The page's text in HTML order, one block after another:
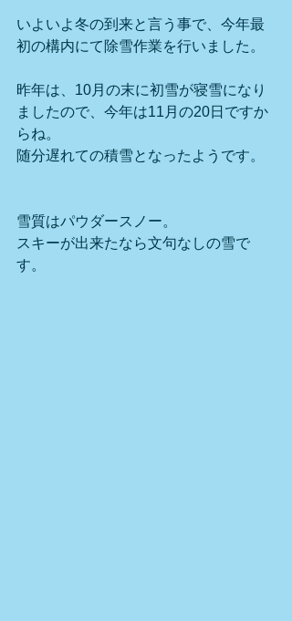
いよいよ冬の到来と言う事で、今年最
初の構内にて除雪作業を行いました。
昨年は、10月の末に初雪が寝雪になり
ましたので、今年は11月の20日ですか
らね。
随分遅れての積雪となったようです。
雪質はパウダースノー。
スキーが出来たなら文句なしの雪で
す。